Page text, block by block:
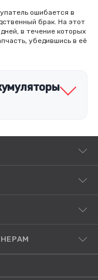
ошибается в
брак. На этот
в течение которых
убедившись в её